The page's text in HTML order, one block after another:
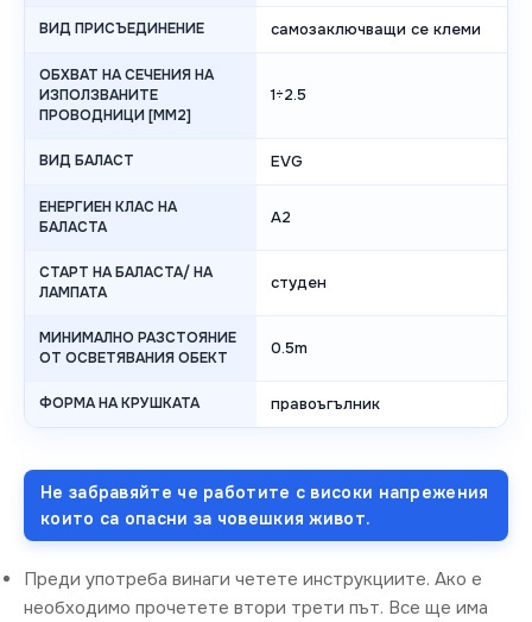
ВИД ПРИСЪЕДИНЕНИЕ самозаключващи се клеми
ОБХВАТ НА СЕЧЕНИЯ НА
ИЗПОЛЗВАНИТЕ
ПРОВОДНИЦИ [MM2]
1÷2.5
ВИД БАЛАСТ EVG
ЕНЕРГИЕН КЛАС НА
БАЛАСТА
A2
СТАРТ НА БАЛАСТА/ НА
ЛАМПАТА
студен
МИНИМАЛНО РАЗСТОЯНИЕ
ОТ ОСВЕТЯВАНИЯ ОБЕКТ
0.5m
ФОРМА НА КРУШКАТА правоъгълник
Не забравяйте че работите с високи напрежения
които са опасни за човешкия живот.
Преди употреба винаги четете инструкциите. Ако е
необходимо прочетете втори трети път. Все ще има